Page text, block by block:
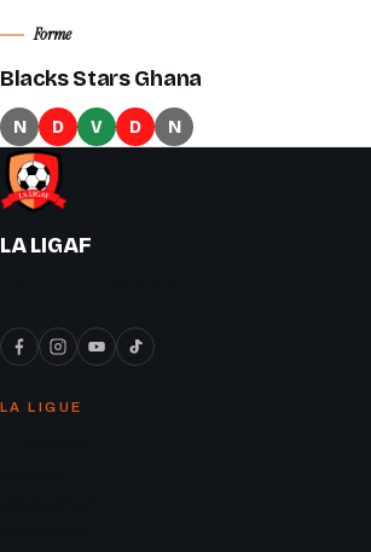
Forme
Blacks Stars Ghana
N D V D N
LA LIGAF
LA LIGUE